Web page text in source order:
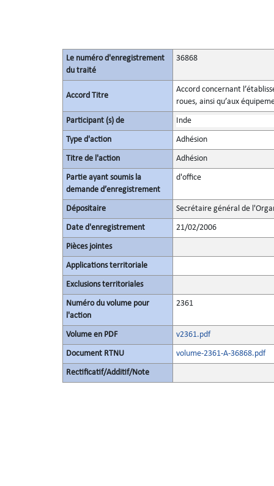
Le numéro d'enregistrement
du traité
36868
Accord Titre
Accord concernant
roues, ainsi qu’aux
Participant (s) de Inde
Type d'action Adhésion
Titre de l'action Adhésion
Partie ayant soumis la
demande d’enregistrement
d'office
Dépositaire Secrétaire général de
Date d'enregistrement 21/02/2006
Pièces jointes
Applications territoriale
Exclusions territoriales
Numéro du volume pour
l'action
2361
Volume en PDF v2361.pdf
Document RTNU volume-2361-A-36868.pdf
Rectificatif/Additif/Note